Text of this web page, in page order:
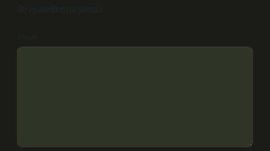
ile işaretlenmişlerdir
Yorum